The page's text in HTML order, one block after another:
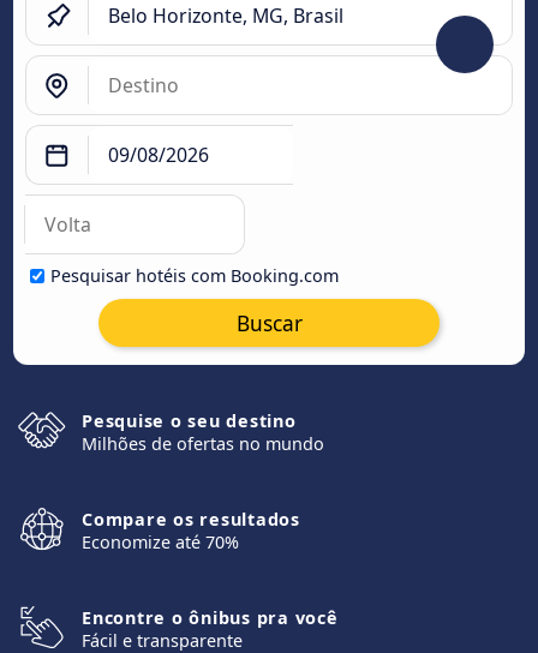
Pesquisar hotéis com Booking.com
Buscar
Pesquise o seu destino
Milhões de ofertas no mundo
Compare os resultados
Economize até 70%
Encontre o ônibus pra você
Fácil e transparente